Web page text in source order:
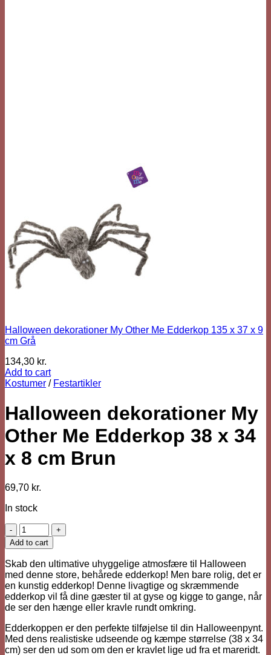
Halloween dekorationer My Other Me Edderkop 135 x 37 x 9
cm Grå
134,30 kr.
Add to cart
Kostumer / Festartikler
Halloween dekorationer My
Other Me Edderkop 38 x 34
x 8 cm Brun
69,70 kr.
In stock
Halloween
dekorationer
My
Other
Me
Edderkop
38
x
x
8
cm
Add to cart
Skab den ultimative uhyggelige atmosfære til Halloween
med denne store, behårede edderkop! Men bare rolig, det er
en kunstig edderkop! Denne livagtige og skræmmende
edderkop vil få dine gæster til at gyse og kigge to gange, når
de ser den hænge eller kravle rundt omkring.
Edderkoppen er den perfekte tilføjelse til din Halloweenpynt.
Med dens realistiske udseende og kæmpe størrelse (38 x 34
cm) ser den ud som om den er kravlet lige ud fra et mareridt.